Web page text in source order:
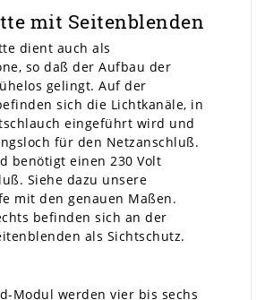
mit Seitenblenden
dient auch als
so daß der Aufbau der
gelingt. Auf der
sich die Lichtkanäle, in
eingeführt wird und
für den Netzanschluß.
benötigt einen 230 Volt
Siehe dazu unsere
mit den genauen Maßen.
befinden sich an der
als Sichtschutz.
Modul werden vier bis sechs